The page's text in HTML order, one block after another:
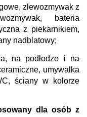
zlewozmywak z
bateria
z piekarnikiem,
nadblatowy;
na podłodze i na
umywalka
ściany w kolorze
dla osób z